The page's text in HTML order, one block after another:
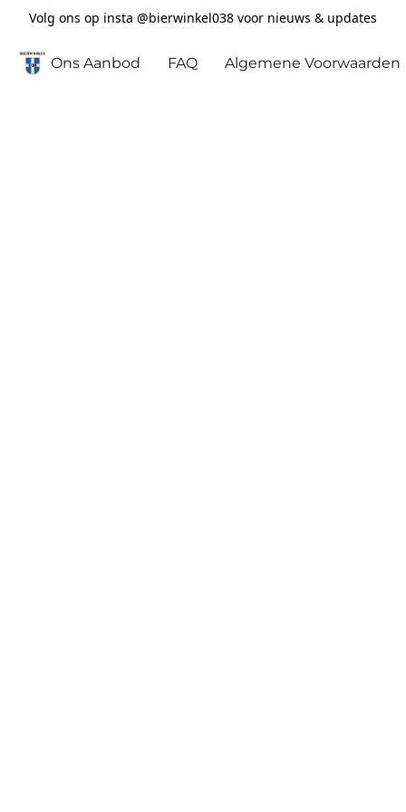
Volg ons op insta @bierwinkel038 voor nieuws & updates
Ons Aanbod FAQ Algemene Voorwaarden